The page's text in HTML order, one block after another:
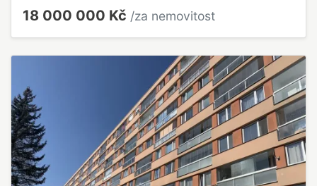
18 000 000 Kč /za nemovitost